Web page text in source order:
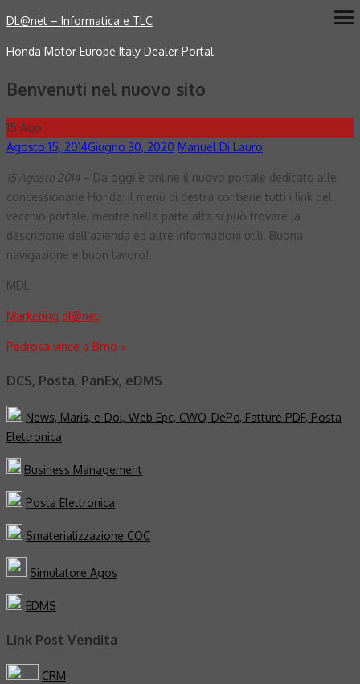
Skip
content
DL@net – Informatica e TLC
Honda Motor Europe Italy Dealer Portal
Benvenuti nel nuovo sito
15 Ago
Posted
Agosto 15, 2014Giugno 30, 2020 Author
Manuel Di Lauro
15 Agosto 2014– Da oggi è online il nuovo portale dedicato alle
concessionarie Honda: il menù di destra contiene tutti i link del
vecchio portale, mentre nella parte alta si può trovare la
descrizione dell’azienda ed altre informazioni utili. Buona
navigazione e buon lavoro!
MDL
Marketing dl@net
Navigazione
articoli
Pedrosa vince a Brno »
DCS, Posta, PanEx, eDMS
News, Maris, e-Dol, Web Epc, CWO, DePo, Fatture PDF, Posta
Elettronica
Business Management
Posta Elettronica
Smaterializzazione COC
Simulatore Agos
EDMS
Link Post Vendita
CRM